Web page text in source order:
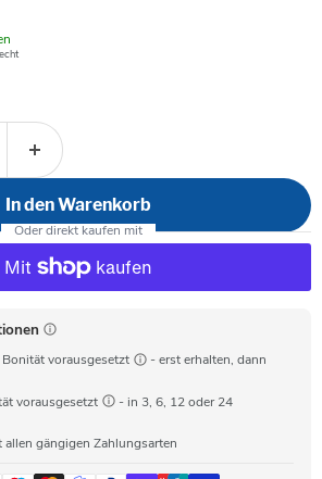
In den Warenkorb
Bonität vorausgesetzt
- erst erhalten, dann
vorausgesetzt
- in 3, 6, 12 oder 24
allen gängigen Zahlungsarten